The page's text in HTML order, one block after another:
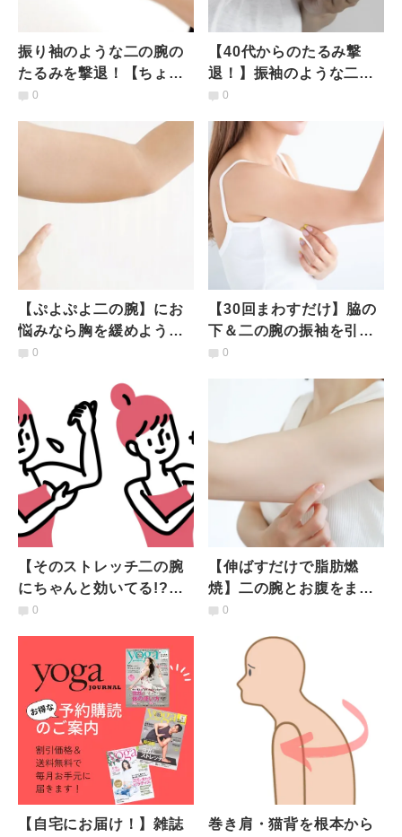
振り袖のような二の腕の
たるみを撃退！【ちょっ
ときついけど確実に効
0
【40代からのたるみ撃
退！】振袖のような二の
腕のたるみをスッキリさ
チ3選
0
【ぷよぷよ二の腕】にお
悩みなら胸を緩めよう！
スリム二の腕も美姿勢も
ッチ
0
【30回まわすだけ】脇の
下＆二の腕の振袖を引き
締めるぐるぐるストレッ
0
【そのストレッチ二の腕
にちゃんと効いてる!?】
きちんと効かせるための
0
【伸ばすだけで脂肪燃
焼】二の腕とお腹をまと
めて一気に引き締める筋
0
【自宅にお届け！】雑誌 巻き肩・猫背を根本から